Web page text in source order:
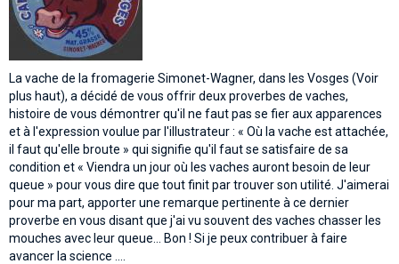
La vache de la fromagerie Simonet-Wagner, dans les Vosges (Voir
plus haut), a décidé de vous offrir deux proverbes de vaches,
histoire de vous démontrer qu'il ne faut pas se fier aux apparences
et à l'expression voulue par l'illustrateur : « Où la vache est attachée,
il faut qu'elle broute » qui signifie qu'il faut se satisfaire de sa
condition et « Viendra un jour où les vaches auront besoin de leur
queue » pour vous dire que tout finit par trouver son utilité. J'aimerai
pour ma part, apporter une remarque pertinente à ce dernier
proverbe en vous disant que j'ai vu souvent des vaches chasser les
mouches avec leur queue... Bon ! Si je peux contribuer à faire
avancer la science ....